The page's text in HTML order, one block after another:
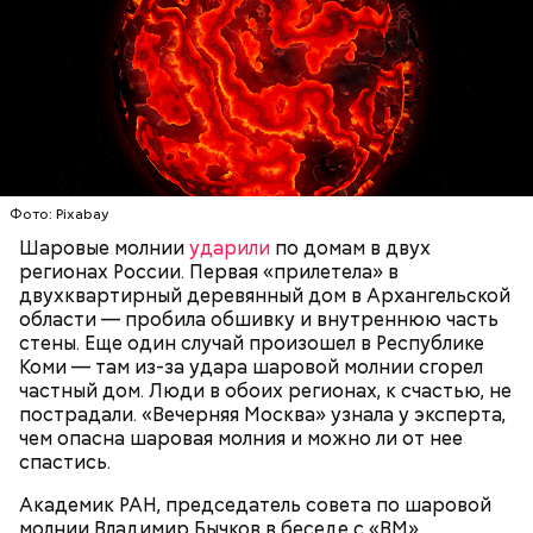
Фото: Pixabay
Шаровые молнииударили по домам в двух
регионах России. Первая «прилетела» в
двухквартирный деревянный дом в Архангельской
области — пробила обшивку и внутреннюю часть
стены. Еще один случай произошел в Республике
Коми — там из-за удара шаровой молнии сгорел
частный дом. Люди в обоих регионах, к счастью, не
пострадали. «Вечерняя Москва» узнала у эксперта,
чем опасна шаровая молния и можно ли от нее
спастись.
Академик РАН, председатель совета по шаровой
— Маленькие — от одного сантиметра, средние —
около 20 сантиметров, а самые большие могут
доходить до нескольких метров. Шаровая молния
проходит и через стекла, даже часто не оставляя
следов. Она как капля стекает, растекается. Может
и в окно влезть, причем в двухметровое.
Сжимается, как воздушный шар, и проходит.
УЧЕНЫЕ МОЛНИИ ПОГОДА
По его словам, солдаты не знали о масштабах
трагедии. Подобных аварий раньше не случалось.
Поэтому он не испытывал страха.
За свою земную жизнь он совершил множество
Святитель Николай дожил до глубокой старости и
скончался в середине IV века. По церковному
преданию, мощи святого сохранились нетленными
и источали чудесное миро, от которого исцелилось
множество людей. В 1087 году мощи Николая
Угодника были перенесены в итальянский город
Бар (Бари), где находятся и поныне.